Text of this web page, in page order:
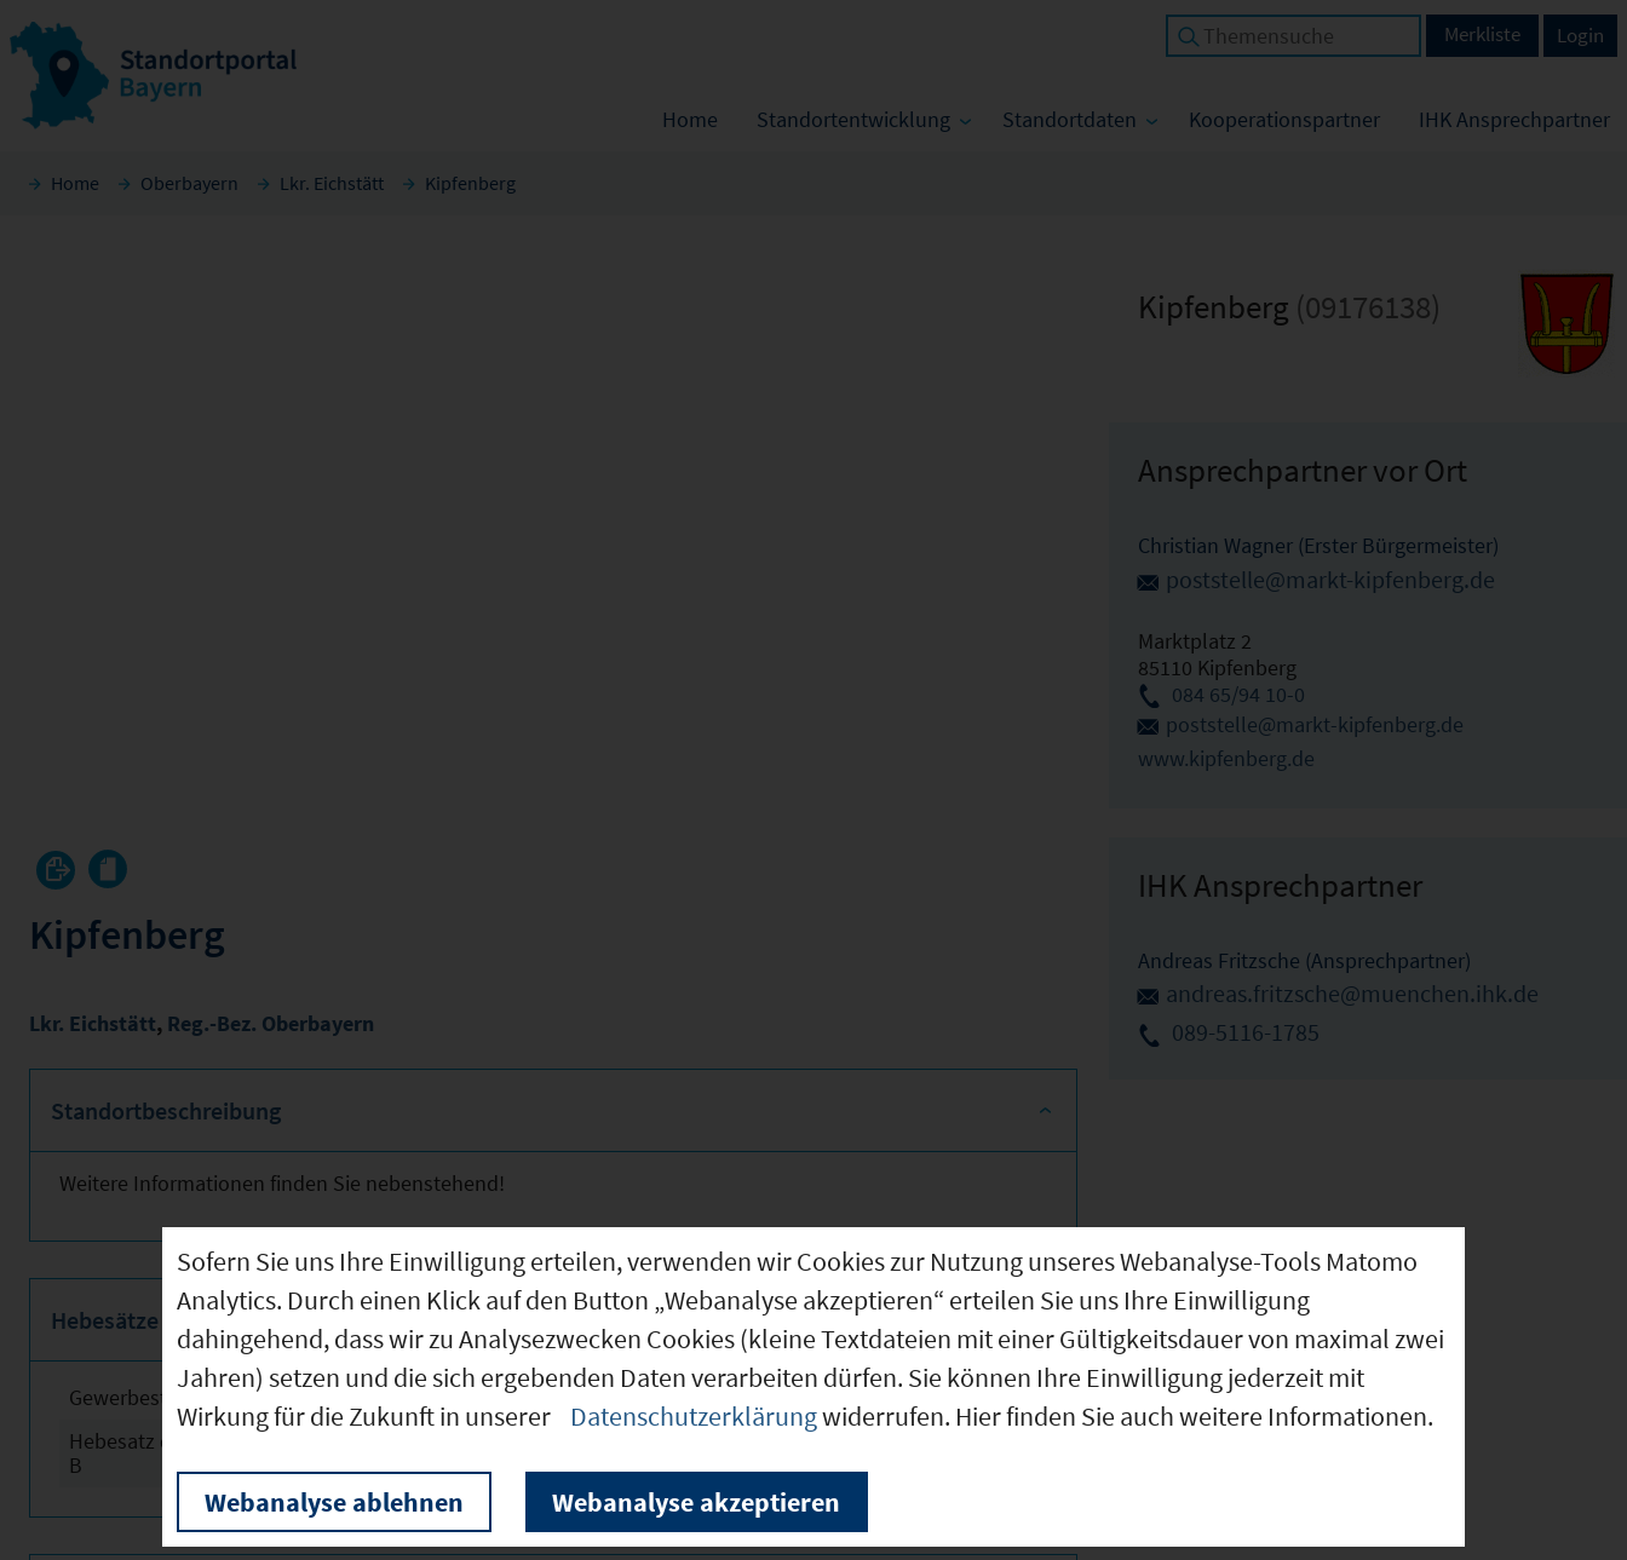
Home Standortentwicklung Standortdaten Kooperationspartner IHK Ansprechpartner
Login
Merkliste
Home Oberbayern Lkr. Eichstätt Kipfenberg
Kipfenberg
Lkr. Eichstätt, Reg.-Bez. Oberbayern
Standortbeschreibung
Weitere Informationen finden Sie nebenstehend!
Hebesätze
Gewerbesteuerhebesatz
Hebesatz der Grundsteuer
B
Kipfenberg (09176138)
Ansprechpartner vor Ort
Christian Wagner (Erster Bürgermeister)
poststelle@markt-kipfenberg.de
Marktplatz 2
85110 Kipfenberg
084 65/94 10-0
poststelle@markt-kipfenberg.de
www.kipfenberg.de
IHK Ansprechpartner
Andreas Fritzsche (Ansprechpartner)
andreas.fritzsche@muenchen.ihk.de
089-5116-1785
Sofern Sie uns Ihre Einwilligung erteilen, verwenden wir Cookies zur Nutzung unseres Webanalyse-Tools Matomo
Analytics. Durch einen Klick auf den Button „Webanalyse akzeptieren“ erteilen Sie uns Ihre Einwilligung
dahingehend, dass wir zu Analysezwecken Cookies (kleine Textdateien mit einer Gültigkeitsdauer von maximal zwei
Jahren) setzen und die sich ergebenden Daten verarbeiten dürfen. Sie können Ihre Einwilligung jederzeit mit
Wirkung für die Zukunft in unserer
Datenschutzerklärungwiderrufen. Hier finden Sie auch weitere Informationen.
Webanalyse ablehnen Webanalyse akzeptieren